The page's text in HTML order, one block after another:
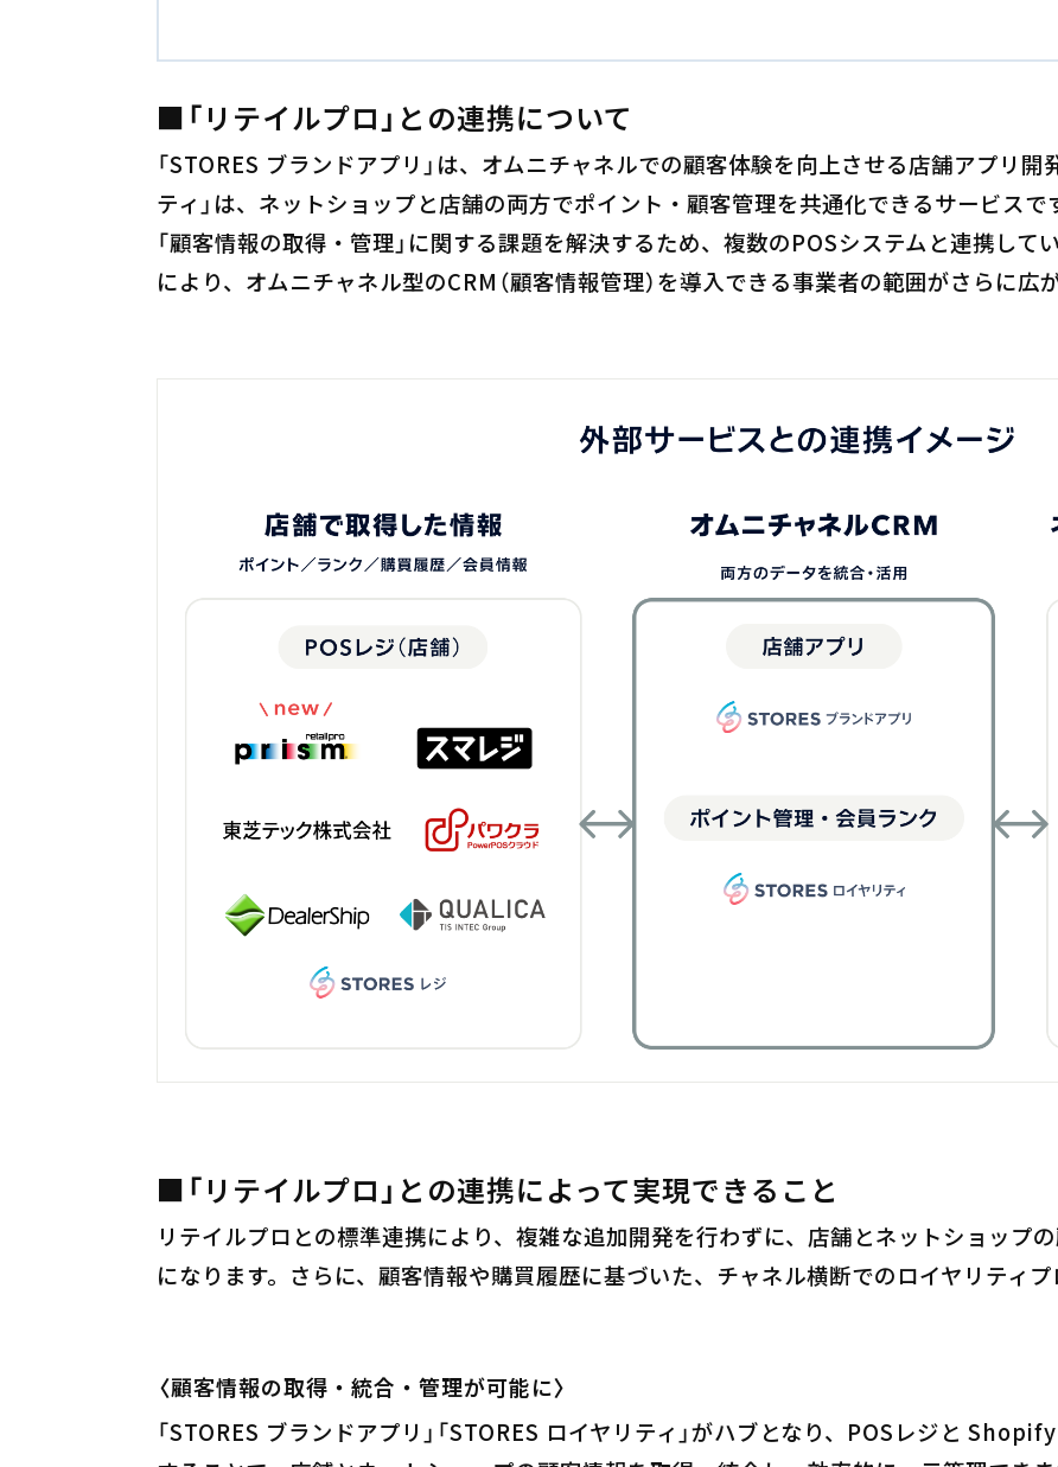
■「リテイルプロ」との連携について
「STORES ブランドアプリ」は、オムニチャネルでの顧客体験を向上させる店舗アプリ開
ティ」は、ネットショップと店舗の両方でポイント・顧客管理を共通化できるサービス
「顧客情報の取得・管理」に関する課題を解決するため、複数のPOSシステムと連携し
により、オムニチャネル型のCRM（顧客情報管理）を導入できる事業者の範囲がさらに広が
■「リテイルプロ」との連携によって実現できること
リテイルプロとの標準連携により、複雑な追加開発を行わずに、店舗とネットショップ
になります。さらに、顧客情報や購買履歴に基づいた、チャネル横断でのロイヤリティプ
〈顧客情報の取得・統合・管理が可能に〉
「STORES ブランドアプリ」「STORES ロイヤリティ」がハブとなり、POSレジと